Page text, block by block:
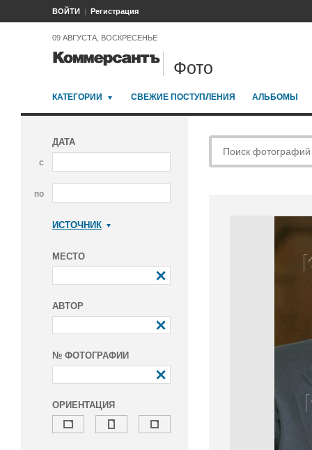
ВОЙТИ Регистрация
09 АВГУСТА, ВОСКРЕСЕНЬЕ
Фото
КАТЕГОРИИ СВЕЖИЕ ПОСТУПЛЕНИЯ АЛЬБОМЫ
ДАТА
с
по
ИСТОЧНИК
МЕСТО
АВТОР
№ ФОТОГРАФИИ
ОРИЕНТАЦИЯ